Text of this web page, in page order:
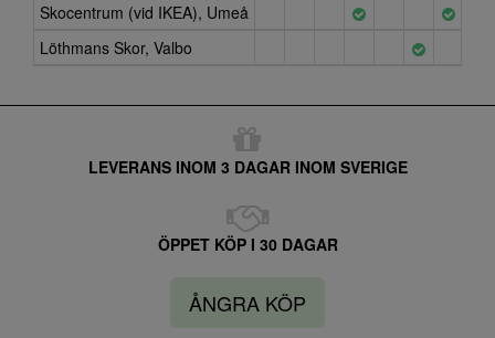
Skocentrum (vid IKEA), Umeå
Löthmans Skor, Valbo
LEVERANS INOM 3 DAGAR INOM SVERIGE
ÖPPET KÖP I 30 DAGAR
ÅNGRA KÖP